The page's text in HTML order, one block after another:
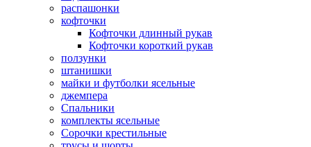
распашонки
кофточки
Кофточки длинный рукав
Кофточки короткий рукав
ползунки
штанишки
майки и футболки ясельные
джемпера
Спальники
комплекты ясельные
Сорочки крестильные